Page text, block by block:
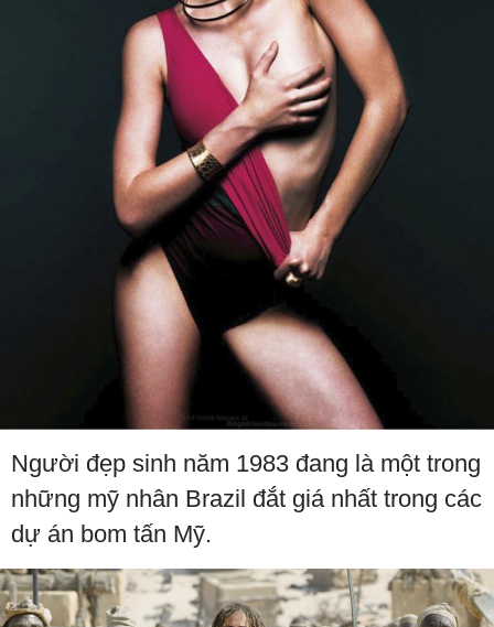
Người đẹp sinh năm 1983 đang là một trong
những mỹ nhân Brazil đắt giá nhất trong các
dự án bom tấn Mỹ.